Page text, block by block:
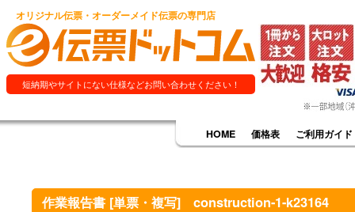
オリジナル伝票・オーダーメイド伝票の専門店
短納期やサイトにない仕様などお問い合わせください！
HOME 価格表 ご利用ガイド
作業報告書 [単票・複写] construction-1-k23164